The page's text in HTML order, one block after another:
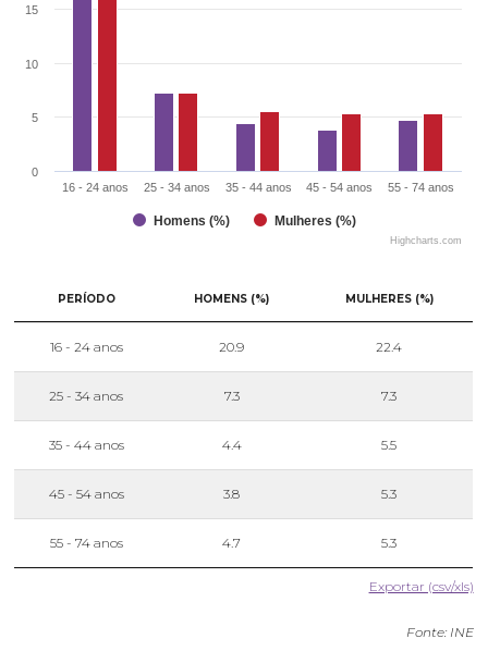
Homens (%) Mulheres (%)
16 - 24 anos 25 - 34 anos 35 - 44 anos 45 - 54 anos 55 - 74 anos
0
5
10
15
Highcharts.com
PERÍODO HOMENS (%) MULHERES (%)
16 - 24 anos 20.9 22.4
25 - 34 anos 7.3 7.3
35 - 44 anos 4.4 5.5
45 - 54 anos 3.8 5.3
55 - 74 anos 4.7 5.3
Exportar (csv/xls)
Fonte: INE